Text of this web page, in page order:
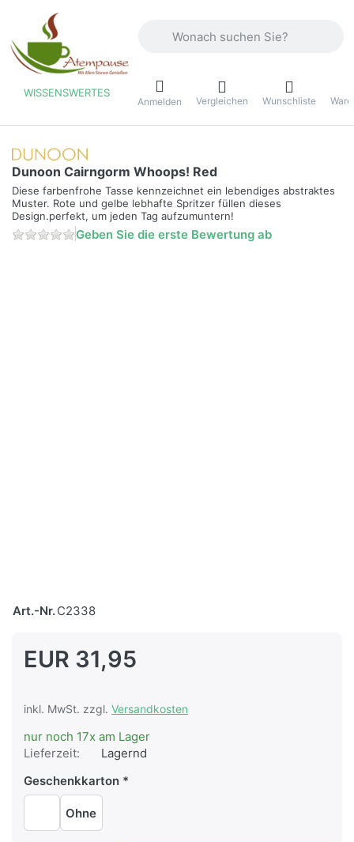
WISSENSWERTES
Anmelden Vergleichen Wunschliste
Dunoon Cairngorm Whoops! Red
Diese farbenfrohe Tasse kennzeichnet ein lebendiges abstraktes
Muster. Rote und gelbe lebhafte Spritzer füllen dieses
Design.perfekt, um jeden Tag aufzumuntern!
Geben Sie die erste Bewertung ab
Art.-Nr.C2338
EUR 31,95
inkl. MwSt. zzgl. Versandkosten
nur noch 17x am Lager
Lieferzeit:
Lagernd
Geschenkkarton
Ohne